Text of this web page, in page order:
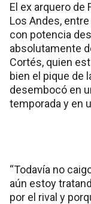
El ex arquero de
Los Andes,
con potencia
absolutamente
Cortés, quien
bien el pique de
desembocó en
temporada y en
“Todavía no
aún estoy
por el rival y